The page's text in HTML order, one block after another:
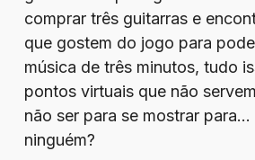
comprar três guitarras e
que gostem do jogo para
música de três minutos, tudo
pontos virtuais que não
não ser para se mostrar
ninguém?